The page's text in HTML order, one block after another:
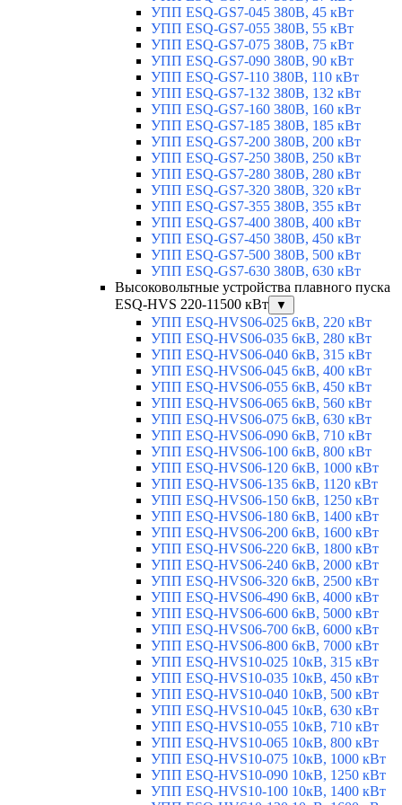
УПП ESQ-GS7-045 380В, 45 кВт
УПП ESQ-GS7-055 380В, 55 кВт
УПП ESQ-GS7-075 380В, 75 кВт
УПП ESQ-GS7-090 380В, 90 кВт
УПП ESQ-GS7-110 380В, 110 кВт
УПП ESQ-GS7-132 380В, 132 кВт
УПП ESQ-GS7-160 380В, 160 кВт
УПП ESQ-GS7-185 380В, 185 кВт
УПП ESQ-GS7-200 380В, 200 кВт
УПП ESQ-GS7-250 380В, 250 кВт
УПП ESQ-GS7-280 380В, 280 кВт
УПП ESQ-GS7-320 380В, 320 кВт
УПП ESQ-GS7-355 380В, 355 кВт
УПП ESQ-GS7-400 380В, 400 кВт
УПП ESQ-GS7-450 380В, 450 кВт
УПП ESQ-GS7-500 380В, 500 кВт
УПП ESQ-GS7-630 380В, 630 кВт
Высоковольтные устройства плавного пуска
ESQ-HVS 220-11500 кВт
▼
УПП ESQ-HVS06-025 6кВ, 220 кВт
УПП ESQ-HVS06-035 6кВ, 280 кВт
УПП ESQ-HVS06-040 6кВ, 315 кВт
УПП ESQ-HVS06-045 6кВ, 400 кВт
УПП ESQ-HVS06-055 6кВ, 450 кВт
УПП ESQ-HVS06-065 6кВ, 560 кВт
УПП ESQ-HVS06-075 6кВ, 630 кВт
УПП ESQ-HVS06-090 6кВ, 710 кВт
УПП ESQ-HVS06-100 6кВ, 800 кВт
УПП ESQ-HVS06-120 6кВ, 1000 кВт
УПП ESQ-HVS06-135 6кВ, 1120 кВт
УПП ESQ-HVS06-150 6кВ, 1250 кВт
УПП ESQ-HVS06-180 6кВ, 1400 кВт
УПП ESQ-HVS06-200 6кВ, 1600 кВт
УПП ESQ-HVS06-220 6кВ, 1800 кВт
УПП ESQ-HVS06-240 6кВ, 2000 кВт
УПП ESQ-HVS06-320 6кВ, 2500 кВт
УПП ESQ-HVS06-490 6кВ, 4000 кВт
УПП ESQ-HVS06-600 6кВ, 5000 кВт
УПП ESQ-HVS06-700 6кВ, 6000 кВт
УПП ESQ-HVS06-800 6кВ, 7000 кВт
УПП ESQ-HVS10-025 10кВ, 315 кВт
УПП ESQ-HVS10-035 10кВ, 450 кВт
УПП ESQ-HVS10-040 10кВ, 500 кВт
УПП ESQ-HVS10-045 10кВ, 630 кВт
УПП ESQ-HVS10-055 10кВ, 710 кВт
УПП ESQ-HVS10-065 10кВ, 800 кВт
УПП ESQ-HVS10-075 10кВ, 1000 кВт
УПП ESQ-HVS10-090 10кВ, 1250 кВт
УПП ESQ-HVS10-100 10кВ, 1400 кВт